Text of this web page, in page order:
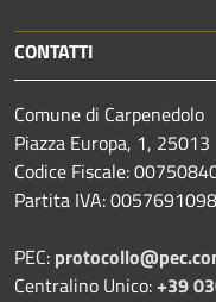
CONTATTI
Comune di Carpenedolo
Piazza Europa, 1, 25013
Codice Fiscale:
Partita IVA:
PEC:
Centralino Unico:+39